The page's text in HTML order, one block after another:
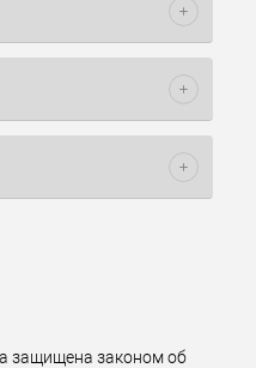
защищена законом об